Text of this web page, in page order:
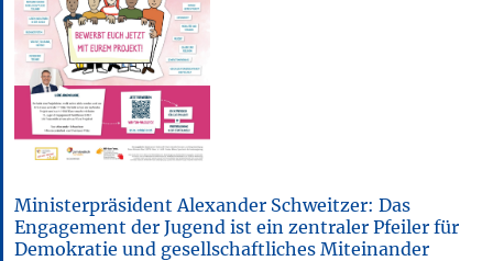
Ministerpräsident Alexander Schweitzer: Das
Engagement der Jugend ist ein zentraler Pfeiler für
Demokratie und gesellschaftliches Miteinander